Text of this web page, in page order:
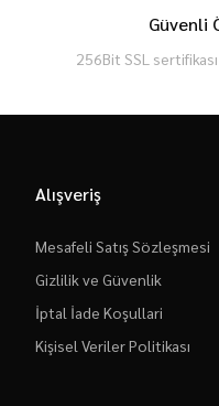
Güvenli
256Bit SSL
Alışveriş
Mesafeli Satış Sözleşmesi
Gizlilik ve Güvenlik
İptal İade Koşullari
Kişisel Veriler Politikası